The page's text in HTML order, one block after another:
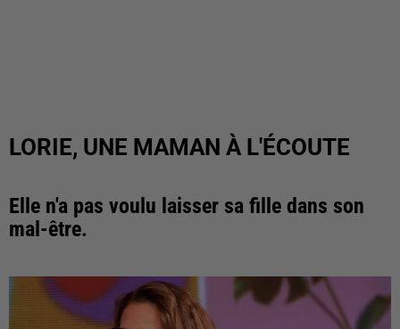
LORIE, UNE MAMAN À L'ÉCOUTE
Elle n'a pas voulu laisser sa fille dans son
mal-être.